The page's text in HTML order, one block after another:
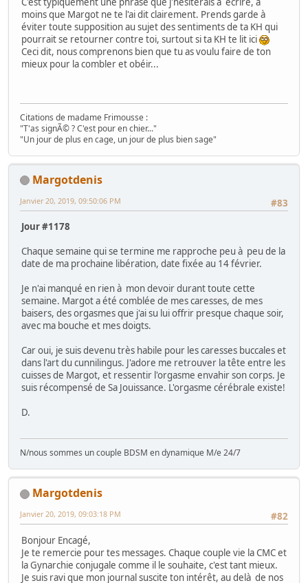
moins que Margot ne te l'ai dit clairement. Prends garde à
éviter toute supposition au sujet des sentiments de ta KH qui
pourrait se retourner contre toi, surtout si ta KH te lit ici
Ceci dit, nous comprenons bien que tu as voulu faire de ton
mieux pour la combler et obéir...
Citations de madame Frimousse :
"T'as signÃ© ? C'est pour en chier..."
"Un jour de plus en cage, un jour de plus bien sage"
Margotdenis
#83
Janvier 20, 2019, 09:50:06 PM
Jour #1178
Chaque semaine qui se termine me rapproche peu à peu de la
date de ma prochaine libération, date fixée au 14 février.
Je n'ai manqué en rien à mon devoir durant toute cette
semaine. Margot a été comblée de mes caresses, de mes
baisers, des orgasmes que j'ai su lui offrir presque chaque soir,
avec ma bouche et mes doigts.
Car oui, je suis devenu très habile pour les caresses buccales et
dans l'art du cunnilingus. J'adore me retrouver la tête entre les
cuisses de Margot, et ressentir l'orgasme envahir son corps. Je
suis récompensé de Sa Jouissance. L'orgasme cérébrale existe!
D.
N/nous sommes un couple BDSM en dynamique M/e 24/7
Margotdenis
#82
Janvier 20, 2019, 09:03:18 PM
Bonjour Encagé,
Je te remercie pour tes messages. Chaque couple vie la CMC et
la Gynarchie conjugale comme il le souhaite, c'est tant mieux.
Je suis ravi que mon journal suscite ton intérêt, au delà de nos